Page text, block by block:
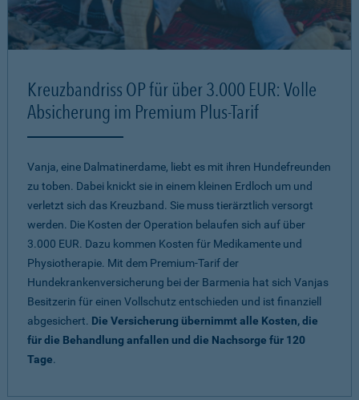
Kreuzbandriss OP für über 3.000 EUR: Volle
Absicherung im Premium Plus-Tarif
Vanja, eine Dalmatinerdame, liebt es mit ihren Hundefreunden
zu toben. Dabei knickt sie in einem kleinen Erdloch um und
verletzt sich das Kreuzband. Sie muss tierärztlich versorgt
werden. Die Kosten der Operation belaufen sich auf über
3.000 EUR. Dazu kommen Kosten für Medikamente und
Physiotherapie. Mit dem Premium-Tarif der
Hundekrankenversicherung bei der Barmenia hat sich Vanjas
Besitzerin für einen Vollschutz entschieden und ist finanziell
abgesichert. Die Versicherung übernimmt alle Kosten, die
für die Behandlung anfallen und die Nachsorge für 120
Tage.